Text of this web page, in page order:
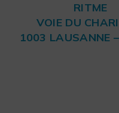
RITME
VOIE DU
1003 LAUSANNE